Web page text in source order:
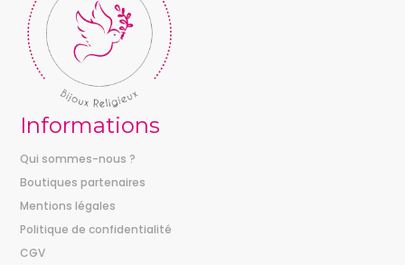
Informations
Qui sommes-nous ?
Boutiques partenaires
Mentions légales
Politique de confidentialité
CGV